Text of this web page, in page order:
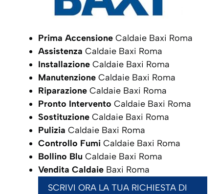
Prima Accensione Caldaie Baxi Roma
Assistenza Caldaie Baxi Roma
Installazione Caldaie Baxi Roma
Manutenzione Caldaie Baxi Roma
Riparazione Caldaie Baxi Roma
Pronto Intervento Caldaie Baxi Roma
Sostituzione Caldaie Baxi Roma
Pulizia Caldaie Baxi Roma
Controllo Fumi Caldaie Baxi Roma
Bollino Blu Caldaie Baxi Roma
Vendita Caldaie Baxi Roma
SCRIVI ORA LA TUA RICHIESTA DI